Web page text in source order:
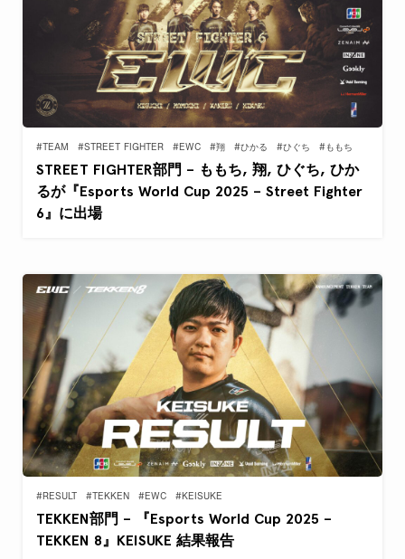
#TEAM #STREET FIGHTER #EWC #翔 #ひかる #ひぐち #ももち
STREET FIGHTER部門 – ももち, 翔, ひぐち, ひか
るが『Esports World Cup 2025 – Street Fighter
6』に出場
#RESULT #TEKKEN #EWC #KEISUKE
TEKKEN部門 – 『Esports World Cup 2025 –
TEKKEN 8』KEISUKE 結果報告